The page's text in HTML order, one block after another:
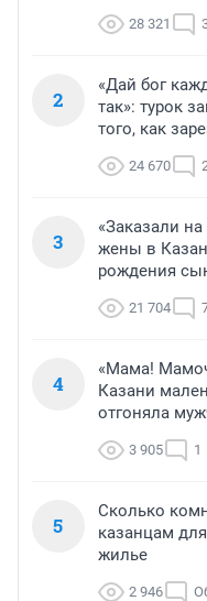
28 321
2
«Дай бог
так»: турок
того, как
24 670
3
«Заказали
жены в
рождения
21 704
4
«Мама!
Казани
отгоняла
3 905 1
5
Сколько
казанцам
жилье
2 946